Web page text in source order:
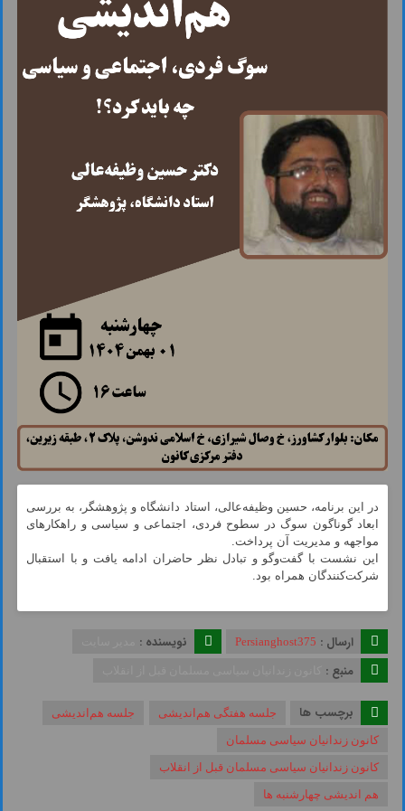
در این برنامه، حسین وظیفه‌عالی، استاد دانشگاه و پژوهشگر، به بررسی
ابعاد گوناگون سوگ در سطوح فردی، اجتماعی و سیاسی و راهکارهای
مواجهه و مدیریت آن پرداخت.
این نشست با گفت‌وگو و تبادل نظر حاضران ادامه یافت و با استقبال
شرکت‌کنندگان همراه بود.
ارسال : Persianghost375 نویسنده :
منبع :
برچسب ها جلسه هفتگی هم‌اندیشی
جلسه هم‌اندیشی
کانون زندانیان سیاسی مسلمان
کانون زندانیان سیاسی مسلمان قبل از انقلاب
هم اندیشی چهارشنبه ها